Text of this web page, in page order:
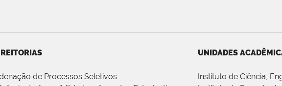
de Processos Seletivos
UNIDADES
Instituto de Ciência,